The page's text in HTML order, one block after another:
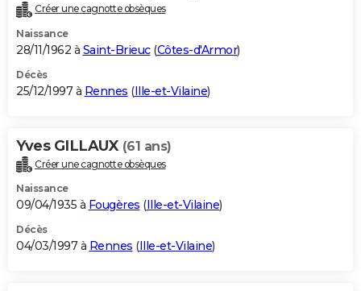
Créer une cagnotte obsèques
Naissance
28/11/1962 à Saint-Brieuc(Côtes-d'Armor)
Décès
25/12/1997 à Rennes (Ille-et-Vilaine)
Yves GILLAUX (61 ans)
Créer une cagnotte obsèques
Naissance
09/04/1935 à Fougères (Ille-et-Vilaine)
Décès
04/03/1997 à Rennes (Ille-et-Vilaine)